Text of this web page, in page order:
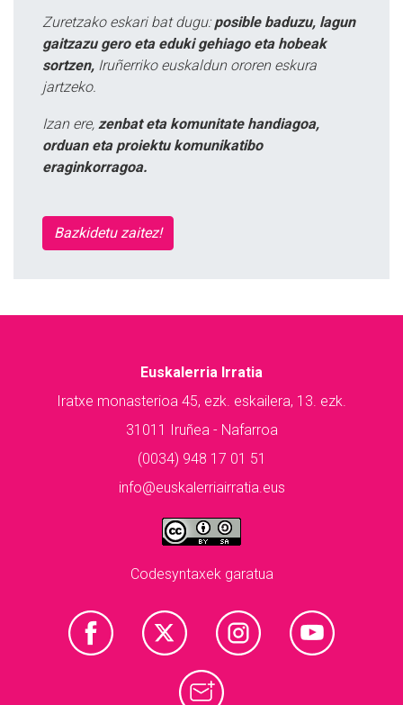
Zuretzako eskari bat dugu: posible baduzu, lagun
gaitzazu gero eta eduki gehiago eta hobeak
sortzen, Iruñerriko euskaldun ororen eskura
jartzeko.
Izan ere, zenbat eta komunitate handiagoa,
orduan eta proiektu komunikatibo
eraginkorragoa.
Bazkidetu zaitez!
Euskalerria Irratia
Iratxe monasterioa 45, ezk. eskailera, 13. ezk.
31011 Iruñea - Nafarroa
(0034) 948 17 01 51
info@euskalerriairratia.eus
Codesyntaxek garatua